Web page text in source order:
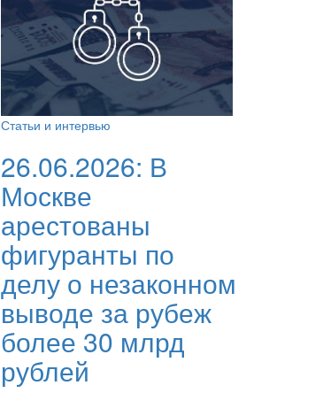
Статьи и интервью
26.06.2026: В
Москве
арестованы
фигуранты по
делу о незаконном
выводе за рубеж
более 30 млрд
рублей